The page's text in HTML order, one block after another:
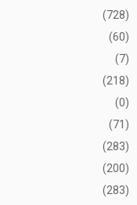
(728)
(60)
(7)
(218)
(0)
(71)
(283)
(200)
(283)